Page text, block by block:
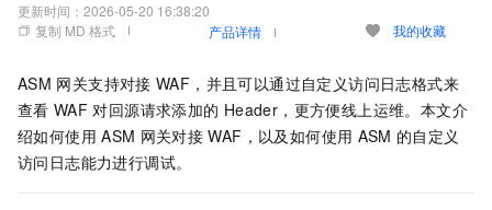
更新时间： 2026-05-20 16:38:20
复制 MD 格式
产品详情 我的收藏
ASM 网关支持对接 WAF，并且可以通过自定义访问日志格式来
查看 WAF 对回源请求添加的 Header，更方便线上运维。本文介
绍如何使用 ASM 网关对接 WAF，以及如何使用 ASM 的自定义
访问日志能力进行调试。